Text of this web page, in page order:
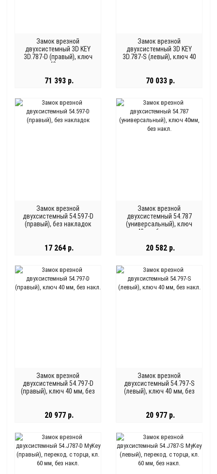
Замок врезной
двухсистемный 3D KEY
3D.787-D (правый), ключ
40 мм
71 393 р.
Замок врезной
двухсистемный 3D KEY
3D.787-S (левый), ключ 40
70 033 р.
Замок врезной
двухсистемный 54.597-D
(правый), без накладок
17 264 р.
Замок врезной
двухсистемный 54.787
(универсальный), ключ
40мм, без накл.
20 582 р.
Замок врезной
двухсистемный 54.797-D
(правый), ключ 40 мм, без
20 977 р.
Замок врезной
двухсистемный 54.797-S
(левый), ключ 40 мм, без
20 977 р.